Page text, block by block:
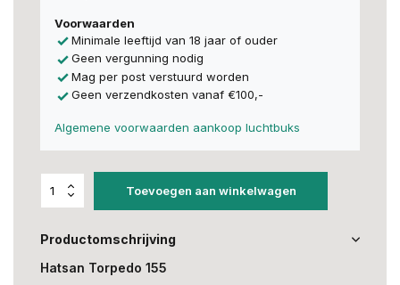
Voorwaarden
Minimale leeftijd van 18 jaar of ouder
Geen vergunning nodig
Mag per post verstuurd worden
Geen verzendkosten vanaf €100,-
Algemene voorwaarden aankoop luchtbuks
Toevoegen aan winkelwagen
Productomschrijving
Hatsan Torpedo 155